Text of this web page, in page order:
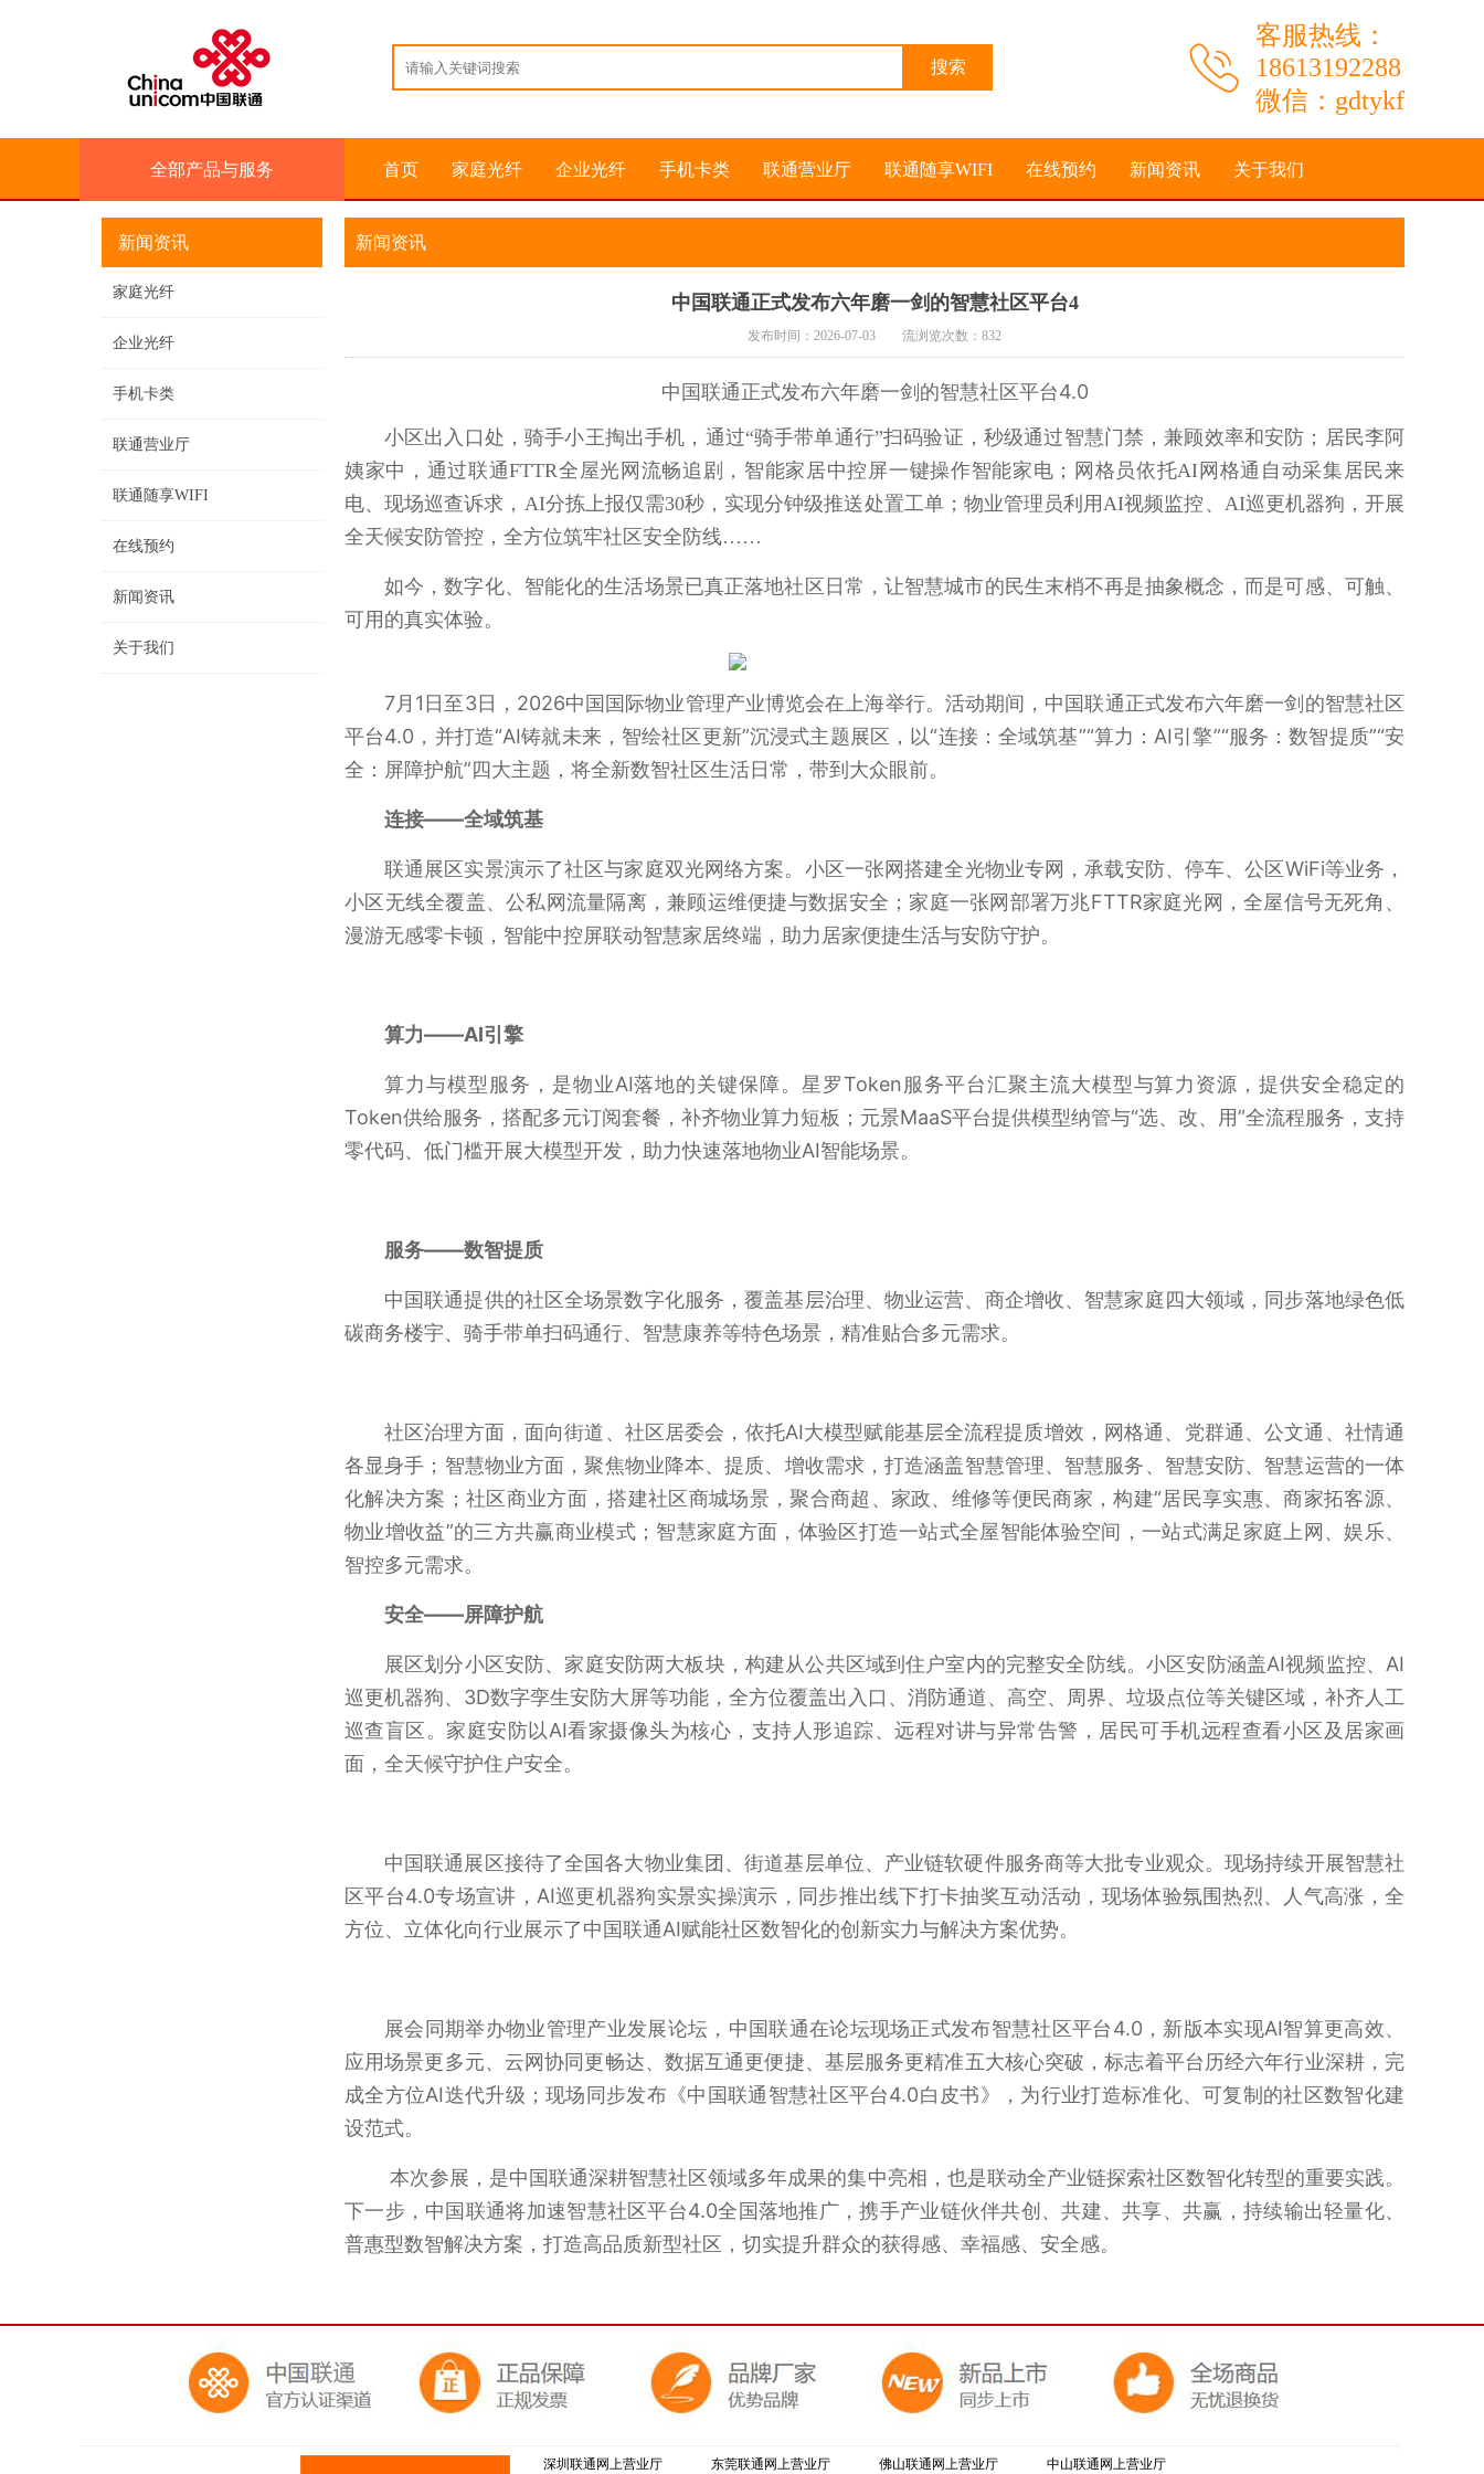
客服热线：
18613192288
微信：gdtykf
全部产品与服务 首页 家庭光纤 企业光纤 手机卡类 联通营业厅 联通随享WIFI 在线预约 新闻资讯 关于我们
新闻资讯
中国联通正式发布六年磨一剑的智慧社区平台4
发布时间：2026-07-03 流浏览次数： 832
中国联通正式发布六年磨一剑的智慧社区平台4.0
小区出入口处，骑手小王掏出手机，通过“骑手带单通行”扫码验证，秒级通过智慧门禁 ，兼顾效率和安防；居民李阿
姨家中，通过联通FTTR全屋光网流畅追剧，智能家居中控屏一键操作智能家电；网格员依托AI 网格通自动采集居民来
电、现场巡查诉求， AI分拣上报仅需30秒，实现分钟级推送处置工单；物业管理员利用AI视频监控、 AI巡更机器狗，开展
全天候安防管控，全方位筑牢社区安全防线……
如今，数字化、智能化的生活场景已真正落地社区日常，让智慧城市的民生末梢不再是抽象概念，而是可感、可触、
可用的真实体验。
7月1日至3日，2026中国国际物业管理产业博览会在上海举行。活动期间，中国联通正式发布六年磨一剑的智慧社区
平台4.0，并打造“AI铸就未来，智绘社区更新”沉浸式主题展区，以“连接：全域筑基”“算力：AI引擎”“服务：数智提质”“安
全：屏障护航”四大主题，将全新数智社区生活日常，带到大众眼前。
连接——全域筑基
联通展区实景演示了社区与家庭双光网络方案。小区一张网搭建全光物业专网，承载安防、停车、公区WiFi等业务，
小区无线全覆盖、公私网流量隔离，兼顾运维便捷与数据安全；家庭一张网部署万兆FTTR家庭光网，全屋信号无死角、
漫游无感零卡顿，智能中控屏联动智慧家居终端，助力居家便捷生活与安防守护。
算力——AI引擎
算力与模型服务，是物业AI落地的关键保障。星罗Token服务平台汇聚主流大模型与算力资源，提供安全稳定的
Token供给服务，搭配多元订阅套餐，补齐物业算力短板；元景MaaS平台提供模型纳管与“选、改、用”全流程服务，支持
零代码、低门槛开展大模型开发，助力快速落地物业AI智能场景。
服务——数智提质
中国联通提供的社区全场景数字化服务，覆盖基层治理、物业运营、商企增收、智慧家庭四大领域，同步落地绿色低
碳商务楼宇、骑手带单扫码通行、智慧康养等特色场景，精准贴合多元需求。
社区治理方面，面向街道、社区居委会，依托AI大模型赋能基层全流程提质增效，网格通、党群通、公文通、社情通
各显身手；智慧物业方面，聚焦物业降本、提质、增收需求，打造涵盖智慧管理、智慧服务、智慧安防、智慧运营的一体
化解决方案；社区商业方面，搭建社区商城场景，聚合商超、家政、维修等便民商家，构建“居民享实惠、商家拓客源、
物业增收益”的三方共赢商业模式；智慧家庭方面，体验区打造一站式全屋智能体验空间，一站式满足家庭上网、娱乐、
智控多元需求。
安全——屏障护航
展区划分小区安防、家庭安防两大板块，构建从公共区域到住户室内的完整安全防线。小区安防涵盖AI视频监控、AI
巡更机器狗、3D数字孪生安防大屏等功能，全方位覆盖出入口、消防通道、高空、周界、垃圾点位等关键区域，补齐人工
巡查盲区。家庭安防以AI看家摄像头为核心，支持人形追踪、远程对讲与异常告警，居民可手机远程查看小区及居家画
面，全天候守护住户安全。
中国联通展区接待了全国各大物业集团、街道基层单位、产业链软硬件服务商等大批专业观众。现场持续开展智慧社
区平台4.0专场宣讲，AI巡更机器狗实景实操演示，同步推出线下打卡抽奖互动活动，现场体验氛围热烈、人气高涨，全
方位、立体化向行业展示了中国联通AI赋能社区数智化的创新实力与解决方案优势。
展会同期举办物业管理产业发展论坛，中国联通在论坛现场正式发布智慧社区平台4.0，新版本实现AI智算更高效、
应用场景更多元、云网协同更畅达、数据互通更便捷、基层服务更精准五大核心突破，标志着平台历经六年行业深耕，完
成全方位AI迭代升级；现场同步发布《中国联通智慧社区平台4.0白皮书》，为行业打造标准化、可复制的社区数智化建
设范式。
本次参展，是中国联通深耕智慧社区领域多年成果的集中亮相，也是联动全产业链探索社区数智化转型的重要实践。
下一步，中国联通将加速智慧社区平台4.0全国落地推广，携手产业链伙伴共创、共建、共享、共赢，持续输出轻量化、
普惠型数智解决方案，打造高品质新型社区，切实提升群众的获得感、幸福感、安全感。
新闻资讯
家庭光纤
企业光纤
手机卡类
联通营业厅
联通随享WIFI
在线预约
新闻资讯
关于我们
深圳联通网上营业厅 东莞联通网上营业厅 佛山联通网上营业厅 中山联通网上营业厅